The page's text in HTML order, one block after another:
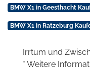
BMW X1 in Geesthacht
BMW X1 in Ratzeburg
Irrtum und
* Weitere